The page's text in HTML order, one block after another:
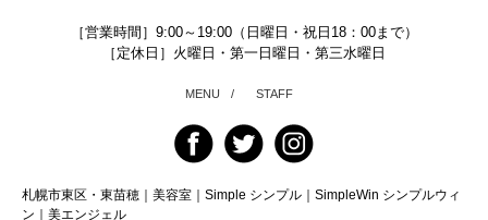
［営業時間］9:00～19:00（日曜日・祝日18：00まで）
［定休日］火曜日・第一日曜日・第三水曜日
MENU / STAFF
札幌市東区・東苗穂｜美容室｜Simple シンプル｜SimpleWin シンプルウィ
ン｜美エンジェル